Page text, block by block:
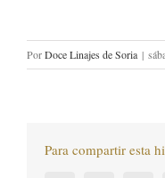
PorDoce Linajes de Soria |
Para compartir esta